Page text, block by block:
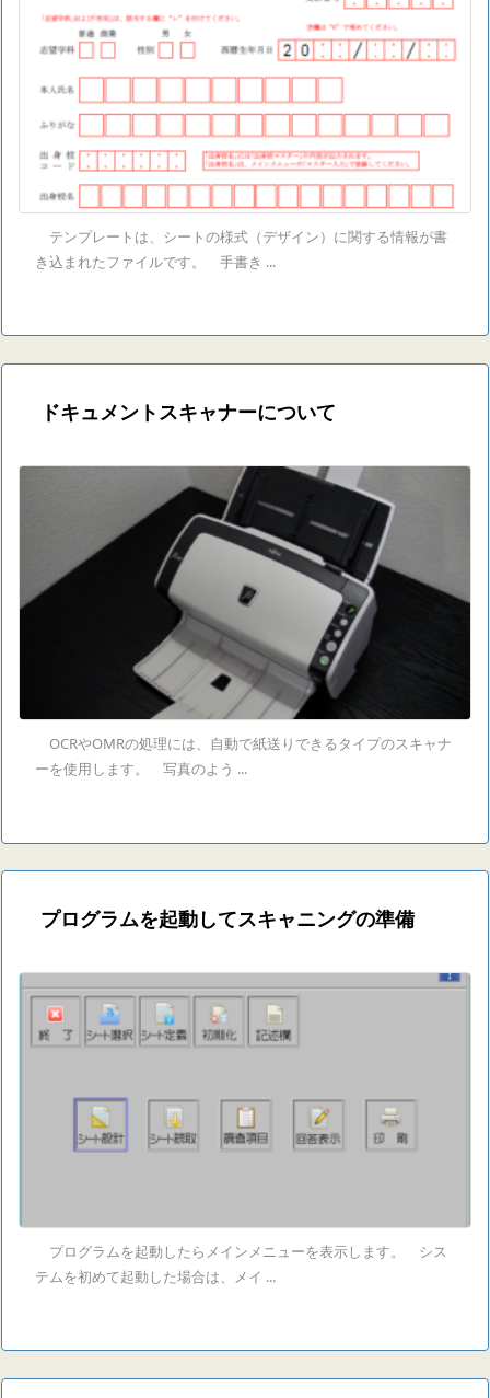
テンプレートは、シートの様式（デザイン）に関する情報が書
き込まれたファイルです。 手書き ...
ドキュメントスキャナーについて
OCRやOMRの処理には、自動で紙送りできるタイプのスキャナ
ーを使用します。 写真のよう ...
プログラムを起動してスキャニングの準備
プログラムを起動したらメインメニューを表示します。 シス
テムを初めて起動した場合は、メイ ...